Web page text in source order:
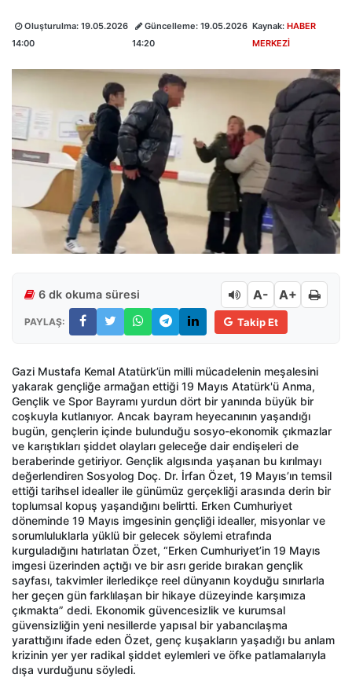
Oluşturulma: 19.05.2026
14:00
Güncelleme:19.05.2026
14:20
Kaynak: HABER
MERKEZİ
6 dk okuma süresi A- A+
PAYLAŞ: Takip Et
Gazi Mustafa Kemal Atatürk’ün milli mücadelenin meşalesini
yakarak gençliğe armağan ettiği 19 Mayıs Atatürk'ü Anma,
Gençlik ve Spor Bayramı yurdun dört bir yanında büyük bir
coşkuyla kutlanıyor. Ancak bayram heyecanının yaşandığı
bugün, gençlerin içinde bulunduğu sosyo-ekonomik çıkmazlar
ve karıştıkları şiddet olayları geleceğe dair endişeleri de
beraberinde getiriyor. Gençlik algısında yaşanan bu kırılmayı
değerlendiren Sosyolog Doç. Dr. İrfan Özet, 19 Mayıs’ın temsil
ettiği tarihsel idealler ile günümüz gerçekliği arasında derin bir
toplumsal kopuş yaşandığını belirtti. Erken Cumhuriyet
döneminde 19 Mayıs imgesinin gençliği idealler, misyonlar ve
sorumluluklarla yüklü bir gelecek söylemi etrafında
kurguladığını hatırlatan Özet, “Erken Cumhuriyet’in 19 Mayıs
imgesi üzerinden açtığı ve bir asrı geride bırakan gençlik
sayfası, takvimler ilerledikçe reel dünyanın koyduğu sınırlarla
her geçen gün farklılaşan bir hikaye düzeyinde karşımıza
çıkmakta” dedi. Ekonomik güvencesizlik ve kurumsal
güvensizliğin yeni nesillerde yapısal bir yabancılaşma
yarattığını ifade eden Özet, genç kuşakların yaşadığı bu anlam
krizinin yer yer radikal şiddet eylemleri ve öfke patlamalarıyla
dışa vurduğunu söyledi.